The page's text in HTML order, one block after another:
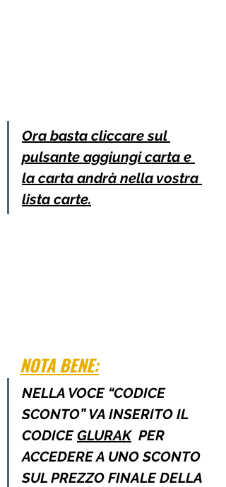
Ora basta cliccare sul
pulsante aggiungi carta e
la carta andrà nella vostra
lista carte.
NOTA BENE:
NELLA VOCE “CODICE
SCONTO” VA INSERITO IL
CODICE GLURAK
  PER
ACCEDERE A UNO SCONTO
SUL PREZZO FINALE DELLA